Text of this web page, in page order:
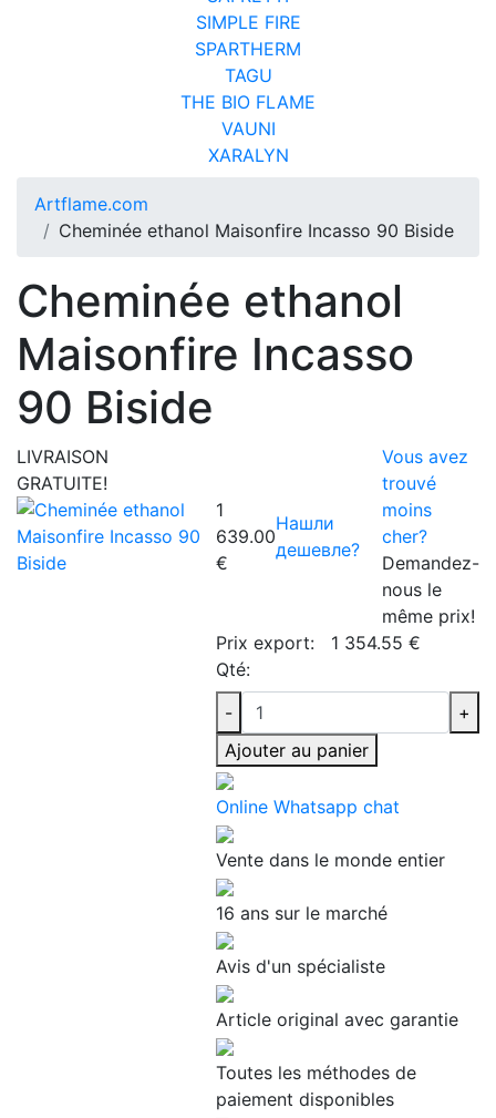
SIMPLE FIRE
SPARTHERM
TAGU
THE BIO FLAME
VAUNI
XARALYN
Artflame.com
Cheminée ethanol Maisonfire Incasso 90 Biside
Cheminée ethanol
Maisonfire Incasso
90 Biside
LIVRAISON
GRATUITE!
1
639.00
€
Нашли
дешевле?
Vous avez
trouvé
moins
cher?
Demandez-
nous le
même prix!
Prix export:
1 354.55 €
Qté:
-
+
Ajouter au panier
Online Whatsapp chat
Vente dans le monde entier
16 ans sur le marché
Avis d'un spécialiste
Article original avec garantie
Toutes les méthodes de
paiement disponibles